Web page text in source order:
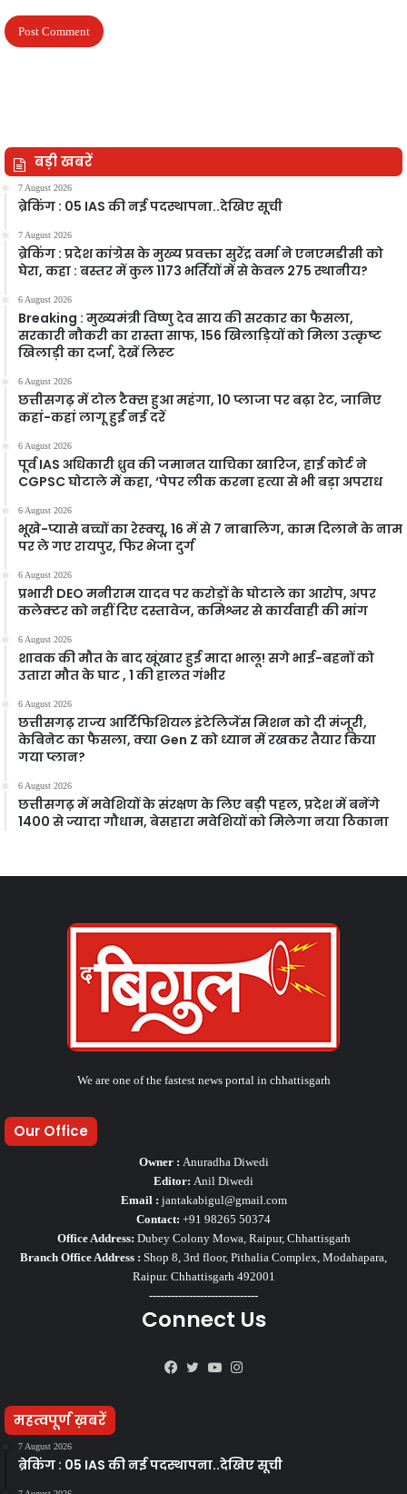
बड़ी खबरें
7 August 2026
ब्रेकिंग : 05 IAS की नई पदस्थापना..देखिए सूची
7 August 2026
ब्रेकिंग : प्रदेश कांग्रेस के मुख्य प्रवक्ता सुरेंद्र वर्मा ने एनएमडीसी को
घेरा, कहा : बस्तर में कुल 1173 भर्तियों में से केवल 275 स्थानीय?
6 August 2026
Breaking : मुख्यमंत्री विष्णु देव साय की सरकार का फैसला,
सरकारी नौकरी का रास्ता साफ, 156 खिलाड़ियों को मिला उत्कृष्ट
खिलाड़ी का दर्जा, देखें लिस्‍ट
6 August 2026
छत्तीसगढ़ में टोल टैक्स हुआ महंगा, 10 प्लाजा पर बढ़ा रेट, जानिए
कहां-कहां लागू हुईं नई दरें
6 August 2026
पूर्व IAS अधिकारी ध्रुव की जमानत याचिका खारिज, हाई कोर्ट ने
CGPSC घोटाले में कहा, ‘पेपर लीक करना हत्या से भी बड़ा अपराध
6 August 2026
भूखे-प्यासे बच्चों का रेस्क्यू, 16 में से 7 नाबालिग, काम दिलाने के नाम
पर ले गए रायपुर, फिर भेजा दुर्ग
6 August 2026
प्रभारी DEO मनीराम यादव पर करोड़ों के घोटाले का आरोप, अपर
कलेक्टर को नहीं दिए दस्तावेज, कमिश्नर से कार्यवाही की मांग
6 August 2026
शावक की मौत के बाद खूंखार हुई मादा भालू! सगे भाई-बहनों को
उतारा मौत के घाट , 1 की हालत गंभीर
6 August 2026
छत्तीसगढ़ राज्य आर्टिफिशियल इंटेलिजेंस मिशन को दी मंजूरी,
केबिनेट का फैसला, क्या Gen Z को ध्यान में रखकर तैयार किया
गया प्लान?
6 August 2026
छत्तीसगढ़ में मवेशियों के संरक्षण के लिए बड़ी पहल, प्रदेश में बनेंगे
1400 से ज्यादा गौधाम, बेसहारा मवेशियों को मिलेगा नया ठिकाना
We are one of the fastest news portal in chhattisgarh
Our Office
Owner : Anuradha Diwedi
Editor: Anil Diwedi
Email : jantakabigul@gmail.com
Contact: +91 98265 50374
Office Address: Dubey Colony Mowa, Raipur, Chhattisgarh
Branch Office Address : Shop 8, 3rd floor, Pithalia Complex, Modahapara,
Raipur. Chhattisgarh 492001
------------------------------
Connect Us
Facebook
TwitterYouTube
महत्वपूर्ण ख़बरें
7 August 2026
ब्रेकिंग : 05 IAS की नई पदस्थापना..देखिए सूची